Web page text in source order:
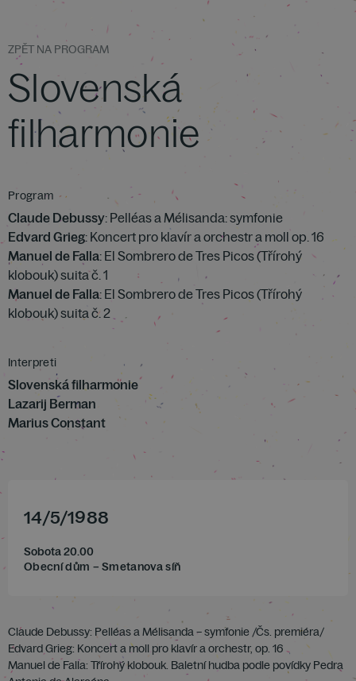
ZPĚT NA PROGRAM
Slovenská
filharmonie
Program
Claude Debussy: Pelléas a Mélisanda: symfonie
Edvard Grieg: Koncert pro klavír a orchestr a moll op. 16
Manuel de Falla: El Sombrero de Tres Picos (Třírohý
klobouk) suita č. 1
Manuel de Falla: El Sombrero de Tres Picos (Třírohý
klobouk) suita č. 2
Interpreti
Slovenská filharmonie
Lazarij Berman
Marius Constant
14/5/1988
Sobota 20.00
Obecní dům – Smetanova síň
Claude Debussy: Pelléas a Mélisanda – symfonie /Čs. premiéra/
Edvard Grieg: Koncert a moll pro klavír a orchestr, op. 16
Manuel de Falla: Třírohý klobouk. Baletní hudba podle povídky Pedra